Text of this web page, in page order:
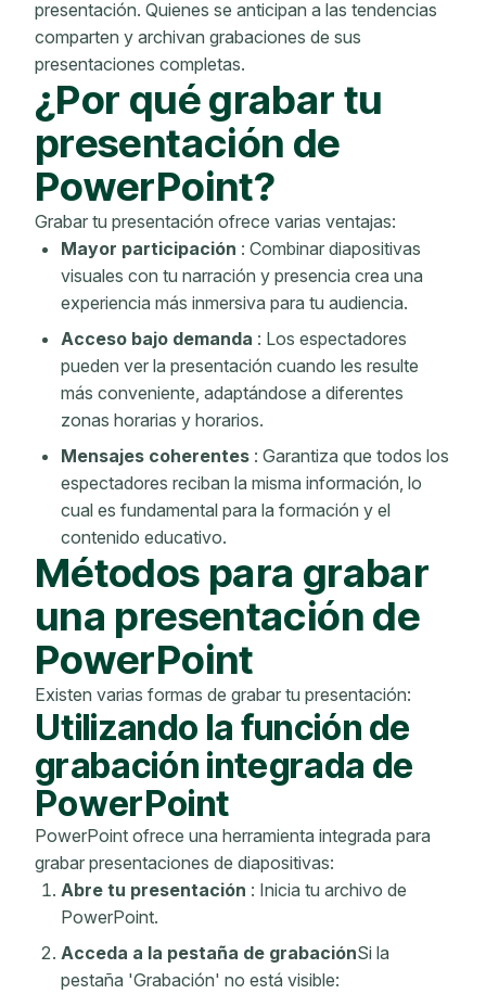
presentación. Quienes se anticipan a las tendencias
comparten y archivan grabaciones de sus
presentaciones completas.
¿Por qué grabar tu
presentación de
PowerPoint?
Grabar tu presentación ofrece varias ventajas:
Mayor participación : Combinar diapositivas
visuales con tu narración y presencia crea una
experiencia más inmersiva para tu audiencia.
Acceso bajo demanda : Los espectadores
pueden ver la presentación cuando les resulte
más conveniente, adaptándose a diferentes
zonas horarias y horarios.
Mensajes coherentes : Garantiza que todos los
espectadores reciban la misma información, lo
cual es fundamental para la formación y el
contenido educativo.
Métodos para grabar
una presentación de
PowerPoint
Existen varias formas de grabar tu presentación:
Utilizando la función de
grabación integrada de
PowerPoint
PowerPoint ofrece una herramienta integrada para
grabar presentaciones de diapositivas:
Abre tu presentación : Inicia tu archivo de
PowerPoint.
Acceda a la pestaña de grabaciónSi la
pestaña 'Grabación' no está visible: